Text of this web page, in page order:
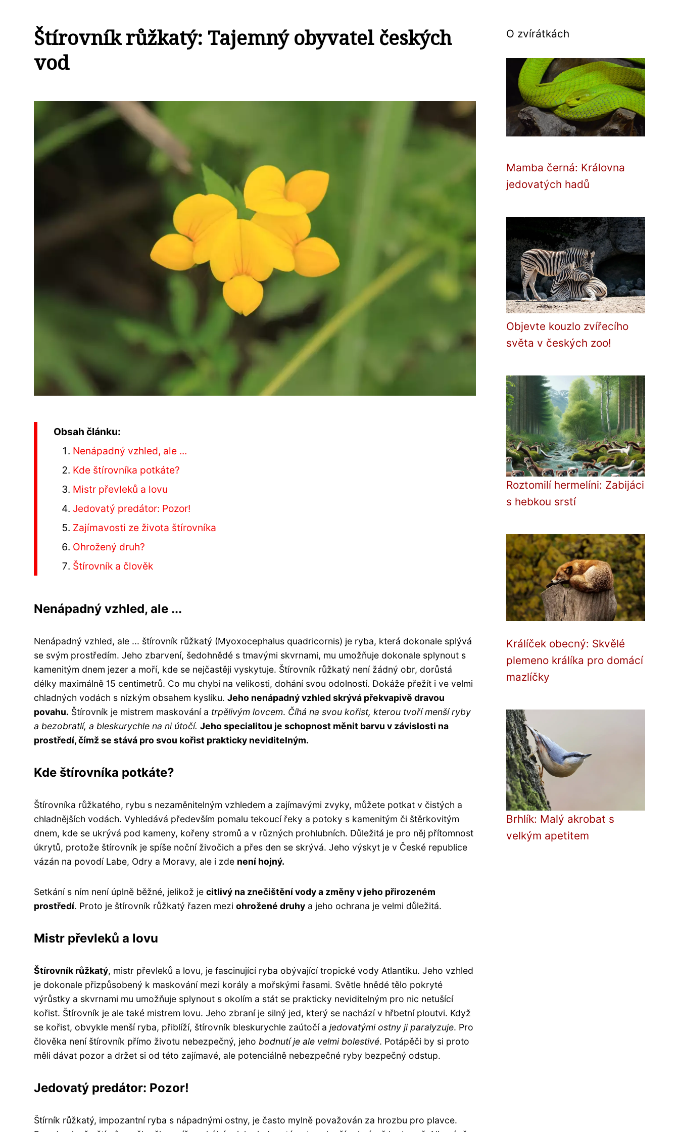
Štírovník růžkatý: Tajemný obyvatel českých
vod
Obsah článku:
Nenápadný vzhled, ale ...
Kde štírovníka potkáte?
Mistr převleků a lovu
Jedovatý predátor: Pozor!
Zajímavosti ze života štírovníka
Ohrožený druh?
Štírovník a člověk
Nenápadný vzhled, ale ...
Nenápadný vzhled, ale ... štírovník růžkatý (Myoxocephalus quadricornis) je ryba, která dokonale splývá
se svým prostředím. Jeho zbarvení, šedohnědé s tmavými skvrnami, mu umožňuje dokonale splynout s
kamenitým dnem jezer a moří, kde se nejčastěji vyskytuje. Štírovník růžkatý není žádný obr, dorůstá
délky maximálně 15 centimetrů. Co mu chybí na velikosti, dohání svou odolností. Dokáže přežít i ve velmi
chladných vodách s nízkým obsahem kyslíku. Jeho nenápadný vzhled skrývá překvapivě dravou
povahu. Štírovník je mistrem maskování a trpělivým lovcem. Číhá na svou kořist, kterou tvoří menší ryby
a bezobratlí, a bleskurychle na ni útočí. Jeho specialitou je schopnost měnit barvu v závislosti na
prostředí, čímž se stává pro svou kořist prakticky neviditelným.
Kde štírovníka potkáte?
Štírovníka růžkatého, rybu s nezaměnitelným vzhledem a zajímavými zvyky, můžete potkat v čistých a
chladnějších vodách. Vyhledává především pomalu tekoucí řeky a potoky s kamenitým či štěrkovitým
dnem, kde se ukrývá pod kameny, kořeny stromů a v různých prohlubních. Důležitá je pro něj přítomnost
úkrytů, protože štírovník je spíše noční živočich a přes den se skrývá. Jeho výskyt je v České republice
vázán na povodí Labe, Odry a Moravy, ale i zde není hojný.
Setkání s ním není úplně běžné, jelikož je citlivý na znečištění vody a změny v jeho přirozeném
prostředí. Proto je štírovník růžkatý řazen mezi ohrožené druhy a jeho ochrana je velmi důležitá.
Mistr převleků a lovu
Štírovník růžkatý, mistr převleků a lovu, je fascinující ryba obývající tropické vody Atlantiku. Jeho vzhled
je dokonale přizpůsobený k maskování mezi korály a mořskými řasami. Světle hnědé tělo pokryté
výrůstky a skvrnami mu umožňuje splynout s okolím a stát se prakticky neviditelným pro nic netušící
kořist. Štírovník je ale také mistrem lovu. Jeho zbraní je silný jed, který se nachází v hřbetní ploutvi. Když
se kořist, obvykle menší ryba, přiblíží, štírovník bleskurychle zaútočí a jedovatými ostny ji paralyzuje. Pro
člověka není štírovník přímo životu nebezpečný, jeho bodnutí je ale velmi bolestivé. Potápěči by si proto
měli dávat pozor a držet si od této zajímavé, ale potenciálně nebezpečné ryby bezpečný odstup.
Jedovatý predátor: Pozor!
Štírník růžkatý, impozantní ryba s nápadnými ostny, je často mylně považován za hrozbu pro plavce.
O zvírátkách
Mamba černá: Královna
jedovatých hadů
Objevte kouzlo zvířecího
světa v českých zoo!
Roztomilí hermelíni: Zabijáci
s hebkou srstí
Králíček obecný: Skvělé
plemeno králíka pro domácí
mazlíčky
Brhlík: Malý akrobat s
velkým apetitem